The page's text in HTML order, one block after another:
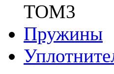
ТОМ3
Пружины